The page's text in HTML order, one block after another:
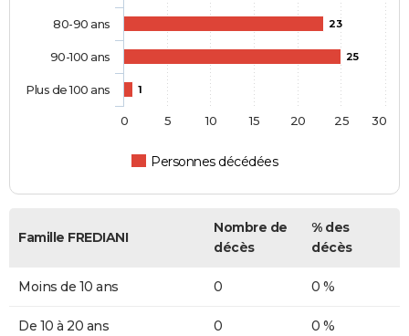
23
25
1
Personnes décédées
80-90 ans
90-100 ans
Plus de 100 ans
0 5 10 15 20 25 30
Famille FREDIANI
Nombre de
décès
% des
décès
Moins de 10 ans 0 0 %
De 10 à 20 ans 0 0 %